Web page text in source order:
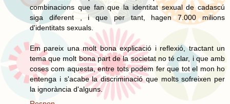
combinacions que fan que la identitat sexual de cadascú
siga diferent , i que per tant, hagen 7.000 milions
d'identitats sexuals.
Em pareix una molt bona explicació i reflexió, tractant un
tema que molt bona part de la societat no té clar, i que amb
coses com aquesta, entre tots podem fer que tot el mon ho
entenga i s'acabe la discriminació que molts sofreixen per
la ignorància d'alguns.